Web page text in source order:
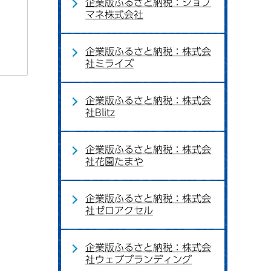
企業版ふるさと納税：ジョブ
マネ株式会社
企業版ふるさと納税：株式会
社ミライズ
企業版ふるさと納税：株式会
社Blitz
企業版ふるさと納税：株式会
社花園たまや
企業版ふるさと納税：株式会
社ゼロアクセル
企業版ふるさと納税：株式会
社ウェブブランディング